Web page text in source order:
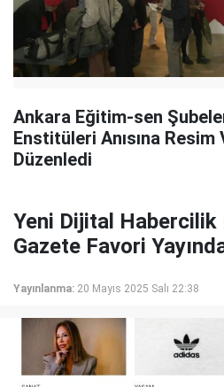
Ankara Eğitim-sen
Enstitüleri Anısına
Düzenledi
Yeni Dijital
Gazete Favori
Yayınlanma: 20 Mayıs 2025 Salı 22:38